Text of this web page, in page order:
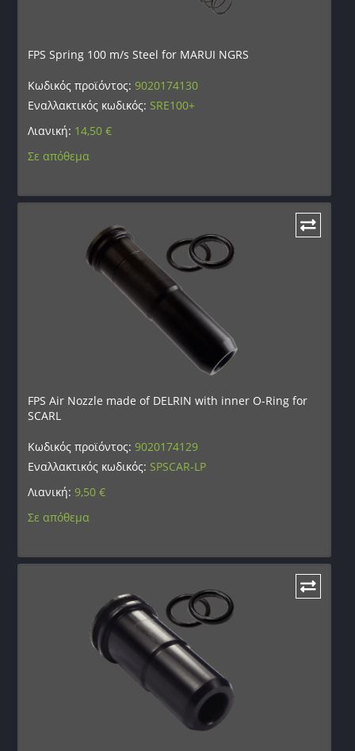
FPS Spring 100 m/s Steel for MARUI NGRS
Κωδικός προϊόντος:9020174130
Εναλλακτικός κωδικός: SRE100+
Λιανική: 14,50€
Σε απόθεμα
FPS Air Nozzle made of DELRIN with inner O-Ring for
SCARL
Κωδικός προϊόντος:9020174129
Εναλλακτικός κωδικός: SPSCAR-LP
Λιανική:9,50€
Σε απόθεμα